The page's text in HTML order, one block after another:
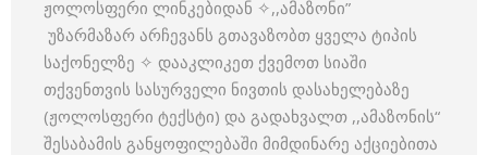
ჟოლოსფერი ლინკებიდან ✧,,ამაზონი”
უზარმაზარ არჩევანს გთავაზობთ ყველა ტიპის
საქონელზე ✧ დააკლიკეთ ქვემოთ სიაში
თქვენთვის სასურველი ნივთის დასახელებაზე
(ჟოლოსფერი ტექსტი) და გადახვალთ ,,ამაზონის“
შესაბამის განყოფილებაში მიმდინარე აქციებითა